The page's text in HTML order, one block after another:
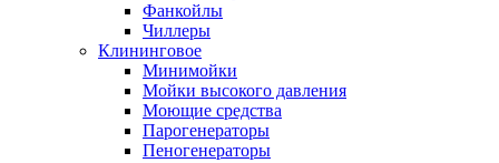
Фанкойлы
Чиллеры
Клининговое
Минимойки
Мойки высокого давления
Моющие средства
Парогенераторы
Пеногенераторы